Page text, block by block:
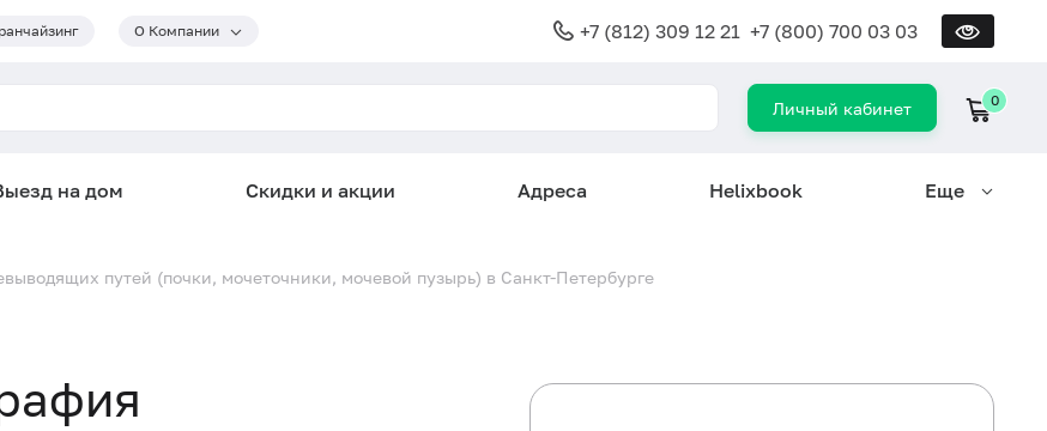
О Компании +7 (812) 309 12 21 +7 (800) 700 03 03
Личный кабинет 0
на дом Скидки и акции Адреса Helixbook Еще
путей (почки, мочеточники, мочевой пузырь) в Санкт-Петербурге